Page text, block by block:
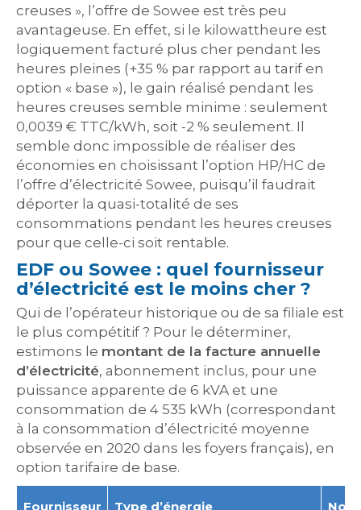
creuses », l’offre de Sowee est très peu
avantageuse. En effet, si le kilowattheure est
logiquement facturé plus cher pendant les
heures pleines (+35 % par rapport au tarif en
option « base »), le gain réalisé pendant les
heures creuses semble minime : seulement
0,0039 € TTC/kWh, soit -2 % seulement. Il
semble donc impossible de réaliser des
économies en choisissant l’option HP/HC de
l’offre d’électricité Sowee, puisqu’il faudrait
déporter la quasi-totalité de ses
consommations pendant les heures creuses
pour que celle-ci soit rentable.
EDF ou Sowee : quel fournisseur
d’électricité est le moins cher ?
Qui de l’opérateur historique ou de sa filiale est
le plus compétitif ? Pour le déterminer,
estimons le montant de la facture annuelle
d’électricité, abonnement inclus, pour une
puissance apparente de 6 kVA et une
consommation de 4 535 kWh (correspondant
à la consommation d’électricité moyenne
observée en 2020 dans les foyers français), en
option tarifaire de base.
Fournisseur Type d’énergie